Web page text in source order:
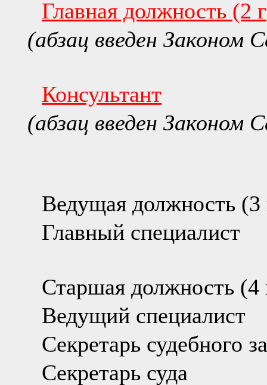
Главная должность (2
(абзац введен Законом
Консультант
(абзац введен Законом
Ведущая должность (3
Главный специалист
Старшая должность (4
Ведущий специалист
Секретарь судебного
Секретарь суда